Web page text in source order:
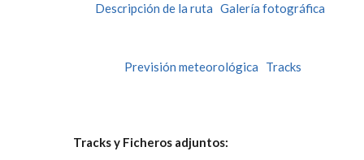
Descripción de la ruta Galería fotográfica
Previsión meteorológica Tracks
Tracks y Ficheros adjuntos: